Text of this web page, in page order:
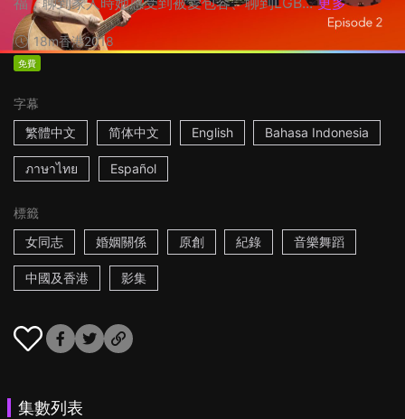
18m香港2018
免費
字幕
繁體中文
简体中文 English Bahasa Indonesia
ภาษาไทย Español
標籤
女同志
婚姻關係 原創 紀錄 音樂舞蹈
中國及香港 影集
集數列表